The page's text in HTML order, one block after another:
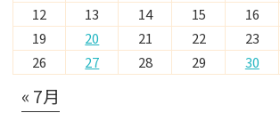
12
13 14 15 16
19
20 21 22 23
26
27 28 29 30
« 7月